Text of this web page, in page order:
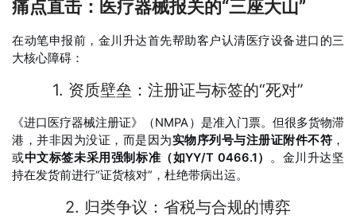
痛点直击：医疗器械报关的“三座大山”
在动笔申报前，金川升达首先帮助客户认清医疗设备进口的三
大核心障碍：
1. 资质壁垒：注册证与标签的“死对”
《进口医疗器械注册证》（NMPA）是准入门票。但很多货物滞
港，并非因为没证，而是因为实物序列号与注册证附件不符 ，
或中文标签未采用强制标准（如YY/T 0466.1） 。金川升达坚
持在发货前进行“证货核对”，杜绝带病出运。
2. 归类争议：省税与合规的博弈